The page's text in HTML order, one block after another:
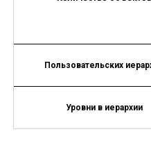
Пользовательских
Уровни в иерархии